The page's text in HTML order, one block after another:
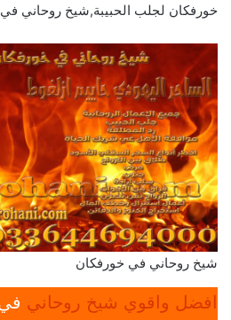
خورفكان لجلب الحبيبة,شيخ روحاني
شيخ روحاني في خورفكان
افضل واقوي شيخ روحاني